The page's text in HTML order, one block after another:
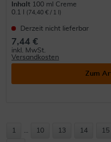
Inhalt 100 ml Creme
0.1 l
(74,40 € / 1 l)
Derzeit nicht lieferbar
7,44 €
inkl. MwSt.
Versandkosten
Zum
1 ... 10 13 14 15